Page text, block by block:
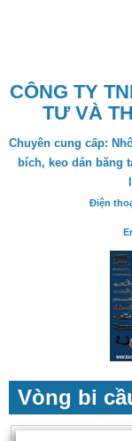
CÔNG TY
TƯ VÀ
Chuyên cung cấp:
bích, keo dán băng
Điện
Vòng bi